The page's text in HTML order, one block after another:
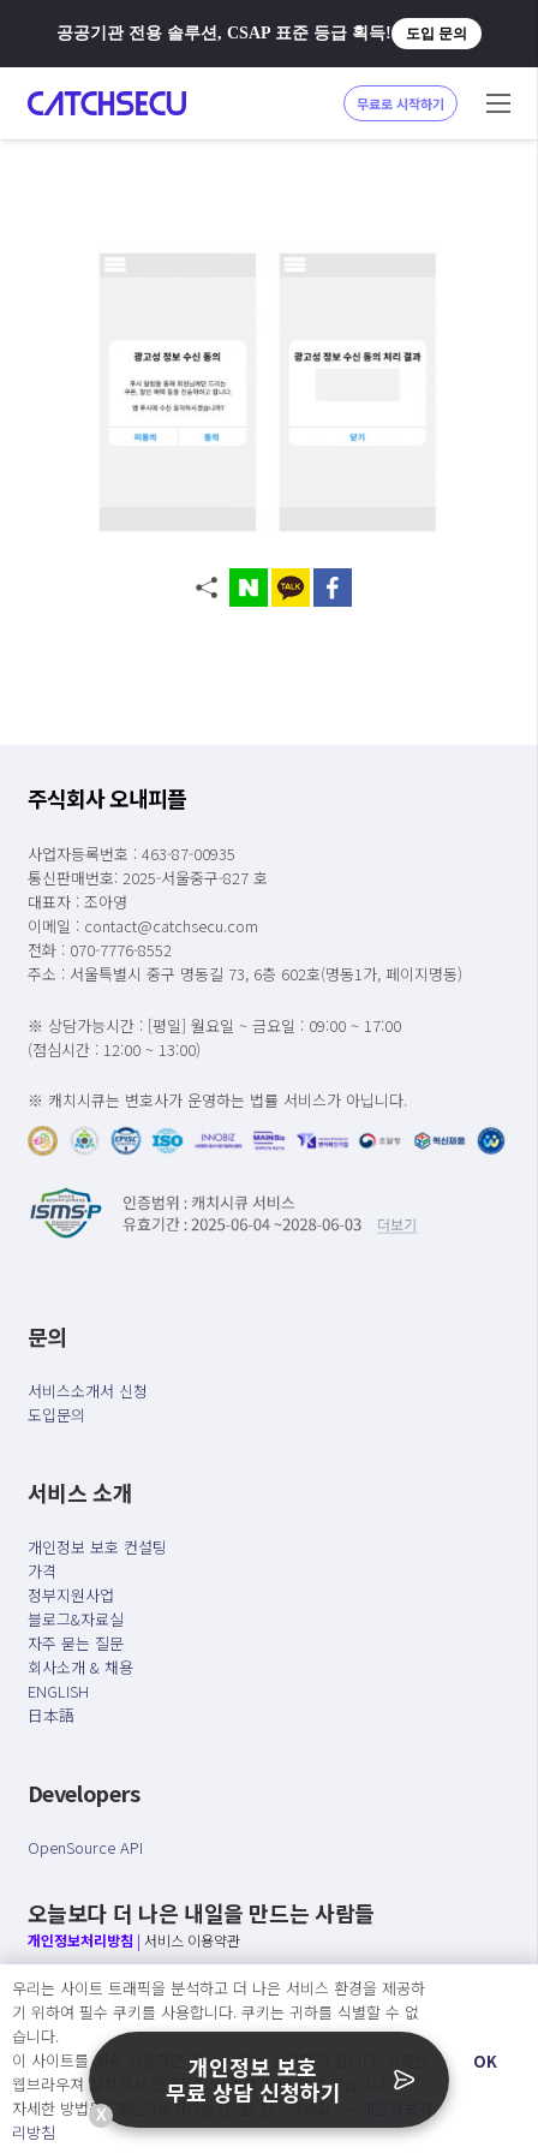
공공기관 전용 솔루션, CSAP 표준 등급 획득! 도입 문의
무료로 시작하기
주식회사 오내피플
사업자등록번호 : 463-87-00935
통신판매번호: 2025-서울중구-827 호
대표자 : 조아영
이메일 : contact@catchsecu.com
전화 : 070-7776-8552
주소 : 서울특별시 중구 명동길 73, 6층 602호(명동1가, 페이지명동)
※ 상담가능시간 : [평일] 월요일 ~ 금요일 : 09:00 ~ 17:00
(점심시간 : 12:00 ~ 13:00)
※ 캐치시큐는 변호사가 운영하는 법률 서비스가 아닙니다.
문의
서비스소개서 신청
도입문의
서비스 소개
개인정보 보호 컨설팅
가격
정부지원사업
블로그&자료실
자주 묻는 질문
회사소개 & 채용
ENGLISH
日本語
Developers
OpenSource API
오늘보다 더 나은 내일을 만드는 사람들
개인정보처리방침 | 서비스 이용약관
○ 개인정보보호 컴플라이언스를 선도하겠습니다.
○ 정보주체의 권리를 보장하겠습니다.
○ 기업의 개인정보보호를 위한 효율적 관리를 보장하겠습니다.
Copyright Ⓒ
우리는 사이트 트래픽을 분석하고 더 나은 서비스 환경을 제공하
기 위하여 필수 쿠키를 사용합니다. 쿠키는 귀하를 식별할 수 없
습니다.
이 사이트를 계속 사용하면 쿠키 사용에 동의하게 됩니다. 귀하는
웹브라우져 설정에서 언제든지 쿠키를 삭제 할 수있습니다.
자세한 방법은 “개인정보처리방침” 을 참고하세요. →
리방침
OK
X
개인정보 보호
무료 상담 신청하기